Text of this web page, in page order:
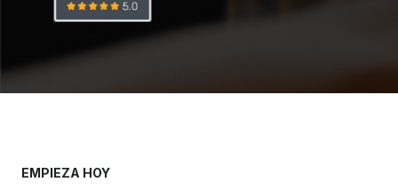
EMPIEZA HOY